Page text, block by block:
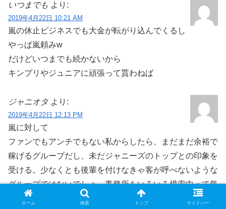
いつまでも より:
2019年4月22日 10:21 AM
嵐の休止ビジネスでも大金が転がり込んでくるし
やっぱ嵐頼みw
だけどいつまでも続かないから
キンプリやジュニアに頑張って貰わねば
ジャニオタ より:
2019年4月22日 12:13 PM
嵐に対して
ファンでもアンチでもない私からしたら、まだまだ余裕で
稼げるグループだし、未だジャニーズのトップとの印象を
受ける。少なくとも後輩を付けなきゃ客が呼べないような
グループではないでしょ。事務所もいろいろ模索中って気
がする。まだまだ人気真っ只中にいる嵐が、ここで一旦活
ホーム 検索 トップ サイドバー